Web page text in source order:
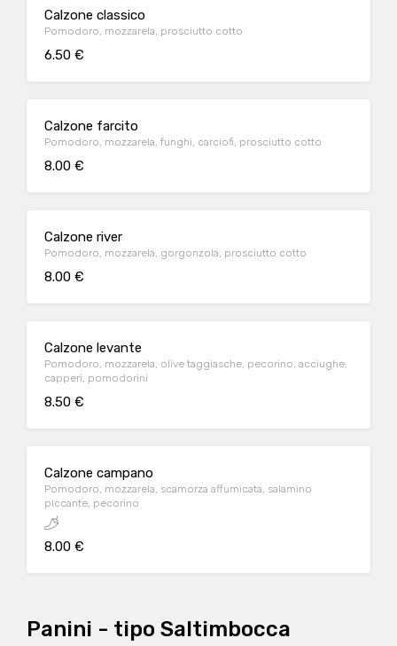
Calzone classico
Pomodoro, mozzarela, prosciutto cotto
6.50 €
Calzone farcito
Pomodoro, mozzarela, funghi, carciofi, prosciutto cotto
8.00 €
Calzone river
Pomodoro, mozzarela, gorgonzola, prosciutto cotto
8.00 €
Calzone levante
Pomodoro, mozzarela, olive taggiasche, pecorino, acciughe,
capperi, pomodorini
8.50 €
Calzone campano
Pomodoro, mozzarela, scamorza affumicata, salamino
piccante, pecorino
8.00 €
Panini - tipo Saltimbocca